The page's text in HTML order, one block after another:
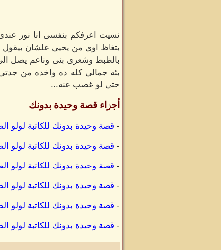
بتغاظ اوى من يحيى علشان بيقول
بالظبط وشعرى بنى وناعم يصل
بئه جمالى كله ده واخده من
حتى لو غصب عنه...
أجزاء قصة وحيدة بدونك
- قصة وحيدة بدونك للكاتبة لولو
- قصة وحيدة بدونك للكاتبة لولو
- قصة وحيدة بدونك للكاتبة لولو
- قصة وحيدة بدونك للكاتبة لولو
- قصة وحيدة بدونك للكاتبة لولو
- قصة وحيدة بدونك للكاتبة لولو